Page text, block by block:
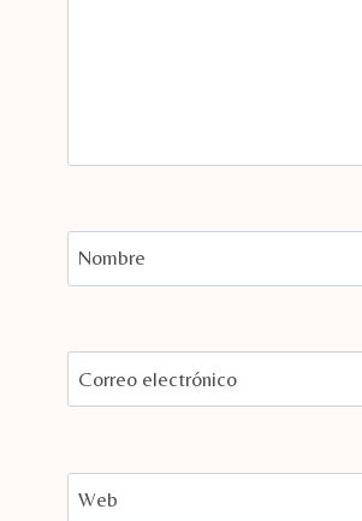
Nombre
Correo electrónico
Web